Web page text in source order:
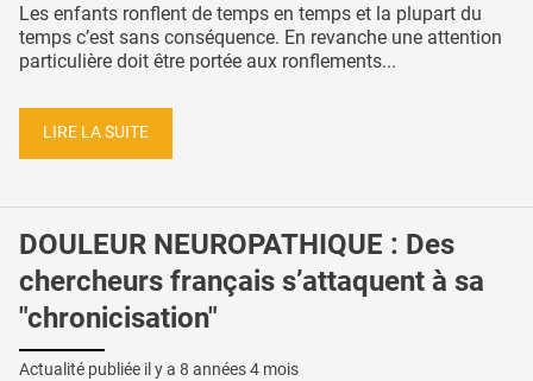
Les enfants ronflent de temps en temps et la plupart du
temps c’est sans conséquence. En revanche une attention
particulière doit être portée aux ronflements...
LIRE LA SUITE
DOULEUR NEUROPATHIQUE : Des
chercheurs français s’attaquent à sa
"chronicisation"
Actualité publiée il y a 8 années 4 mois